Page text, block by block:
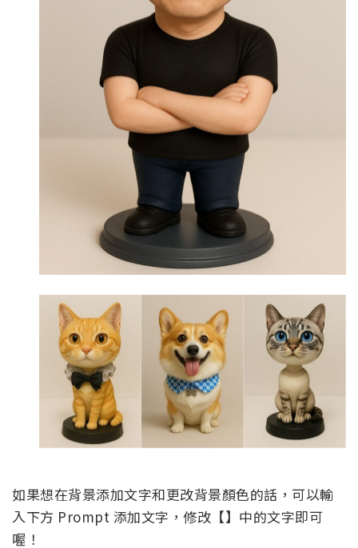
如果想在背景添加文字和更改背景顏色的話，可以輸
入下方 Prompt 添加文字，修改【】中的文字即可
喔！